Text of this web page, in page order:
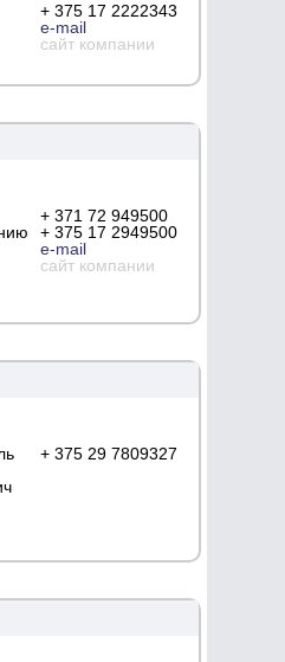
+ 375 17 2222343
e-mail
сайт компании
+ 371 72 949500
+ 375 17 2949500
e-mail
сайт компании
+ 375 29 7809327